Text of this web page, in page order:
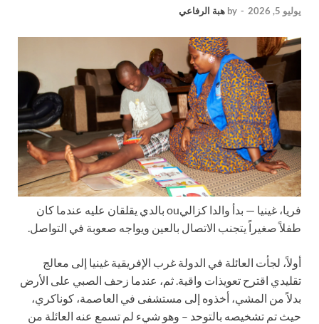
يوليو 5, 2026 -
by هبة الرفاعي
فريا، غينيا —
بدأ والدا كزاليou بالدي يقلقان عليه عندما كان
طفلاً صغيراً يتجنب الاتصال بالعين ويواجه صعوبة في التواصل.
أولاً، لجأت العائلة في الدولة غرب الإفريقية غينيا إلى معالج
تقليدي اقترح تعويذات واقية. ثم، عندما زحف الصبي على الأرض
بدلاً من المشي، أخذوه إلى مستشفى في العاصمة، كوناكري،
حيث تم تشخيصه بالتوحد – وهو شيء لم تسمع عنه العائلة من